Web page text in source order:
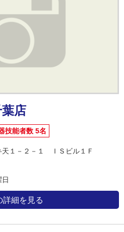
店
技能者数 5名
天１－２－１ ＩＳビル１Ｆ
詳細を見る